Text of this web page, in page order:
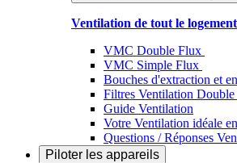
Ventilation de tout le logement
VMC Double Flux
VMC Simple Flux
Bouches d'extraction et
Filtres Ventilation
Guide Ventilation
Votre Ventilation idéale
Questions / Réponses
Piloter les appareils